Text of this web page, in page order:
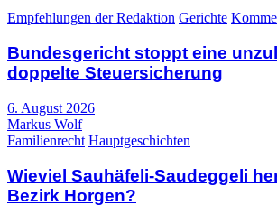
Empfehlungen der Redaktion Gerichte
Bundesgericht stoppt eine
doppelte Steuersicherung
6. August 2026
Markus Wolf
Familienrecht Hauptgeschichten
Wieviel Sauhäfeli-Saudeggeli
Bezirk Horgen?